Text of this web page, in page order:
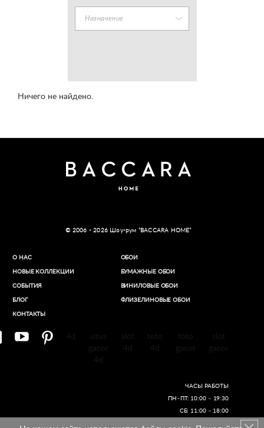
Назначение
Ничего не найдено.
© 2006 - 2026 Шоу-рум “BACCARA HOME”
О НАС
НОВЫЕ КОЛЛЕКЦИИ
СОБЫТИЯ
БЛОГ
КОНТАКТЫ
ОБОИ
БУМАЖНЫЕ ОБОИ
ВИНИЛОВЫЕ ОБОИ​
ФЛИЗЕЛИНОВЫЕ ОБОИ
ЧАСЫ РАБОТЫ
ПН–ПТ: 10:00 – 19:30
СБ: 11:00 – 18:00